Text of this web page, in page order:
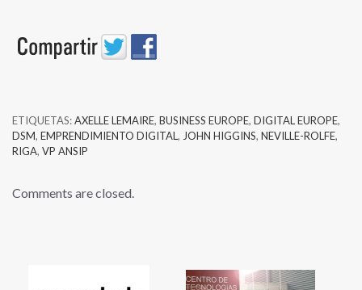
ETIQUETAS:AXELLE LEMAIRE, BUSINESS EUROPE, DIGITAL EUROPE,
DSM, EMPRENDIMIENTO DIGITAL, JOHN HIGGINS, NEVILLE-ROLFE,
RIGA, VP ANSIP
Comments are closed.